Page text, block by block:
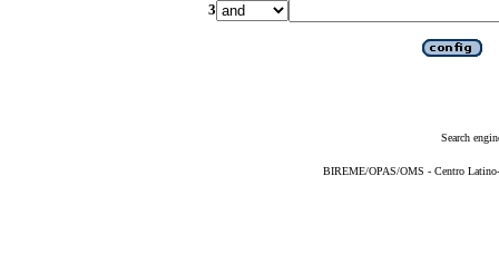
3
Search
BIREME/OPAS/OMS - Centro Latino-